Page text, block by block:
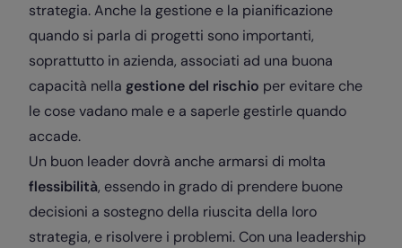
strategia. Anche la gestione e la pianificazione
quando si parla di progetti sono importanti,
soprattutto in azienda, associati ad una buona
capacità nella gestione del rischio per evitare che
le cose vadano male e a saperle gestirle quando
accade.
Un buon leader dovrà anche armarsi di molta
flessibilità, essendo in grado di prendere buone
decisioni a sostegno della riuscita della loro
strategia, e risolvere i problemi. Con una leadership